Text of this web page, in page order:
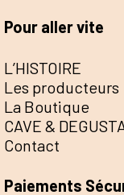
Pour aller vite
L’HISTOIRE
Les producteurs
La Boutique
CAVE &
Contact
Paiements